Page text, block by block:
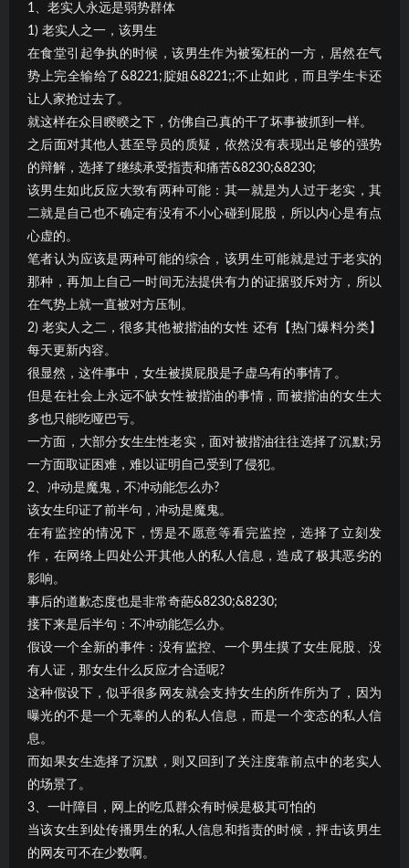
1、老实人永远是弱势群体
1) 老实人之一，该男生
在食堂引起争执的时候，该男生作为被冤枉的一方，居然在气
势上完全输给了&8221;腚姐&8221;;不止如此，而且学生卡还
让人家抢过去了。
就这样在众目睽睽之下，仿佛自己真的干了坏事被抓到一样。
之后面对其他人甚至导员的质疑，依然没有表现出足够的强势
的辩解，选择了继续承受指责和痛苦&8230;&8230;
该男生如此反应大致有两种可能：其一就是为人过于老实，其
二就是自己也不确定有没有不小心碰到屁股，所以内心是有点
心虚的。
笔者认为应该是两种可能的综合，该男生可能就是过于老实的
那种，再加上自己一时间无法提供有力的证据驳斥对方，所以
在气势上就一直被对方压制。
2) 老实人之二，很多其他被揩油的女性 还有【热门爆料分类】
每天更新内容。
很显然，这件事中，女生被摸屁股是子虚乌有的事情了。
但是在社会上永远不缺女性被揩油的事情，而被揩油的女生大
多也只能吃哑巴亏。
一方面，大部分女生生性老实，面对被揩油往往选择了沉默;另
一方面取证困难，难以证明自己受到了侵犯。
2、冲动是魔鬼，不冲动能怎么办?
该女生印证了前半句，冲动是魔鬼。
在有监控的情况下，愣是不愿意等看完监控，选择了立刻发
作，在网络上四处公开其他人的私人信息，造成了极其恶劣的
影响。
事后的道歉态度也是非常奇葩&8230;&8230;
接下来是后半句：不冲动能怎么办。
假设一个全新的事件：没有监控、一个男生摸了女生屁股、没
有人证，那女生什么反应才合适呢?
这种假设下，似乎很多网友就会支持女生的所作所为了，因为
曝光的不是一个无辜的人的私人信息，而是一个变态的私人信
息。
而如果女生选择了沉默，则又回到了关注度靠前点中的老实人
的场景了。
3、一叶障目，网上的吃瓜群众有时候是极其可怕的
当该女生到处传播男生的私人信息和指责的时候，抨击该男生
的网友可不在少数啊。